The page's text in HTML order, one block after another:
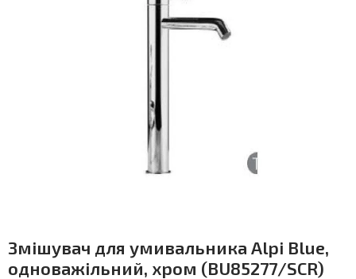
Змішувач для умивальника Alpi Blue,
одноважільний, хром (BU85277/SCR)